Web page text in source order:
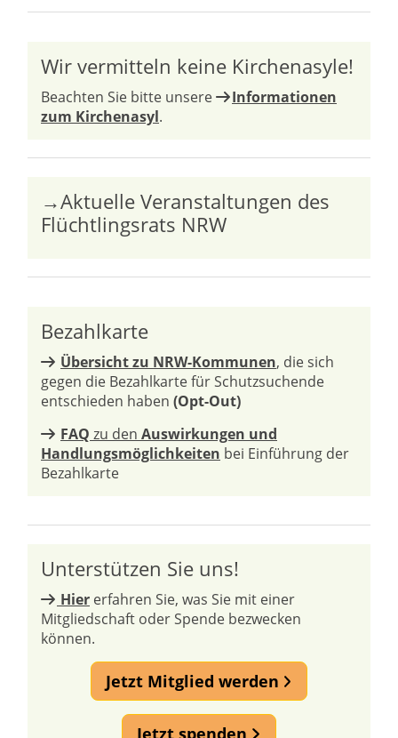
Wir vermitteln keine Kirchenasyle!
Beachten Sie bitte unsere
Informationen
zum Kirchenasyl.
→Aktuelle Veranstaltungen des
Flüchtlingsrats NRW
Bezahlkarte
Übersicht zu NRW-Kommunen, die sich
gegen die Bezahlkarte für Schutzsuchende
entschieden haben (Opt-Out)
FAQ zu den Auswirkungen und
Handlungsmöglichkeiten bei Einführung der
Bezahlkarte
Unterstützen Sie uns!
Hier erfahren Sie, was Sie mit einer
Mitgliedschaft oder Spende bezwecken
können.
Jetzt Mitglied werden
Jetzt spenden